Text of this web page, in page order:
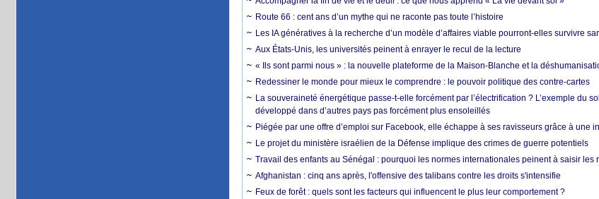
Route 66 : cent ans d’un mythe qui ne raconte pas toute l’histoire
Les IA génératives à la recherche d’un modèle d’affaires viable pourront-elles survivre
Aux États-Unis, les universités peinent à enrayer le recul de la lecture
« Ils sont parmi nous » : la nouvelle plateforme de la Maison-Blanche et la
Redessiner le monde pour mieux le comprendre : le pouvoir politique des contre-cartes
La souveraineté énergétique passe-t-elle forcément par l’électrification ? L’exemple du
développé dans d’autres pays pas forcément plus ensoleillés
Piégée par une offre d’emploi sur Facebook, elle échappe à ses ravisseurs grâce à une
Le projet du ministère israélien de la Défense implique des crimes de guerre potentiels
Travail des enfants au Sénégal : pourquoi les normes internationales peinent à saisir les
Afghanistan : cinq ans après, l'offensive des talibans contre les droits s'intensifie
Feux de forêt : quels sont les facteurs qui influencent le plus leur comportement ?